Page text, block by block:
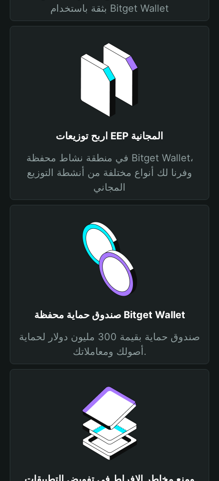
بثقة باستخدام Bitget Wallet
اربح توزيعات EEP المجانية
في منطقة نشاط محفظة Bitget Wallet،
وفرنا لك أنواع مختلفة من أنشطة التوزيع
المجاني
صندوق حماية محفظة Bitget Wallet
صندوق حماية بقيمة 300 مليون دولار لحماية
أصولك ومعاملاتك.